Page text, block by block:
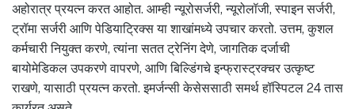
अहोरात्र प्रयत्न करत आहोत. आम्ही न्यूरोसर्जरी, न्यूरोलॉजी, स्पाइन सर्जरी,
ट्रॉमा सर्जरी आणि पेडियाट्रिक्स या शाखांमध्ये उपचार करतो. उत्तम, कुशल
कर्मचारी नियुक्त करणे, त्यांना सतत ट्रेनिंग देणे, जागतिक दर्जाची
बायोमेडिकल उपकरणे वापरणे, आणि बिल्डिंगचे इन्फ्रास्ट्रक्चर उत्कृष्ट
राखणे, यासाठी प्रयत्न करतो. इमर्जन्सी केसेससाठी समर्थ हॉस्पिटल 24 तास